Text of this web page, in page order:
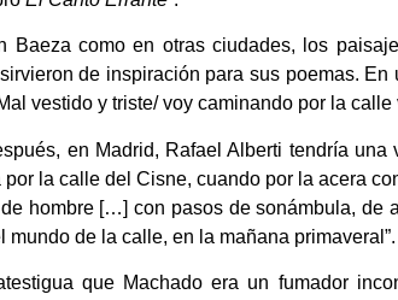
Baeza como en otras ciudades, los
de inspiración para sus poemas. En
vestido y triste/ voy caminando por la calle
en Madrid, Rafael Alberti tendría una
por la calle del Cisne, cuando por la acera
hombre […] con pasos de sonámbula, de
mundo de la calle, en la mañana primaveral”.
que Machado era un fumador